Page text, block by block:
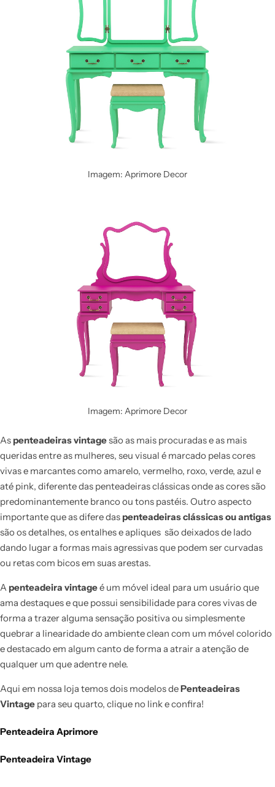
Imagem: Aprimore Decor
Imagem: Aprimore Decor
As penteadeiras vintagesão as mais procuradas e as mais
queridas entre as mulheres, seu visual é marcado pelas cores
vivas e marcantes como amarelo, vermelho, roxo, verde, azul e
até pink, diferente das penteadeiras clássicas onde as cores são
predominantemente branco ou tons pastéis. Outro aspecto
importante que as difere das penteadeiras clássicas ou antigas
são os detalhes, os entalhes e apliques são deixados de lado
dando lugar a formas mais agressivas que podem ser curvadas
ou retas com bicos em suas arestas.
A penteadeira vintageé um móvel ideal para um usuário que
ama destaques e que possui sensibilidade para cores vivas de
forma a trazer alguma sensação positiva ou simplesmente
quebrar a linearidade do ambiente clean com um móvel colorido
e destacado em algum canto de forma a atrair a atenção de
qualquer um que adentre nele.
Aqui em nossa loja temos dois modelos dePenteadeiras
Vintage para seu quarto, clique no link e confira!
Penteadeira Aprimore
Penteadeira Vintage